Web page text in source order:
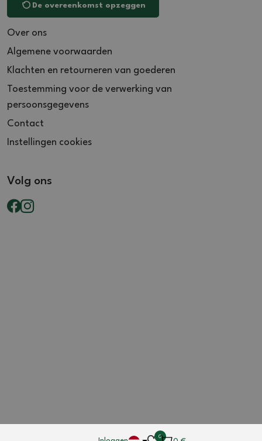
0
De overeenkomst opzeggen
Over ons
Algemene voorwaarden
Klachten en retourneren van goederen
Toestemming voor de verwerking van
persoonsgegevens
Contact
Instellingen cookies
Volg ons